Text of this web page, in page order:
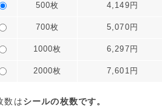
500枚 4,149円
700枚 5,070円
1000枚 6,297円
2000枚 7,601円
数はシールの枚数です。